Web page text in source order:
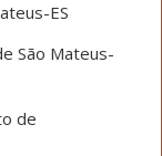
ES
São Mateus-
de